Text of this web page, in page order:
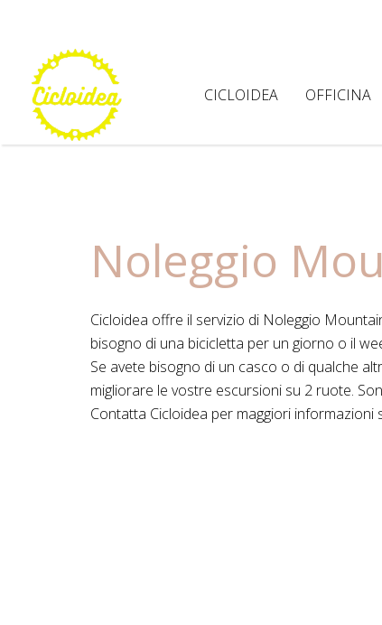
CICLOIDEA OFFICINA
Noleggio
Cicloidea offre il servizio di Noleggio
bisogno di una bicicletta per un giorno o il
Se avete bisogno di un casco o di qualche
migliorare le vostre escursioni su 2 ruote.
Contatta Cicloidea per maggiori